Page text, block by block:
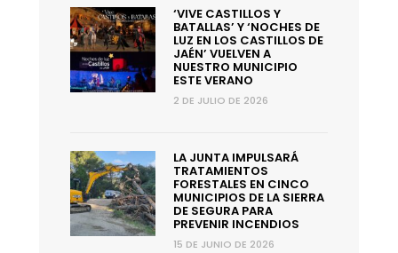
‘VIVE CASTILLOS Y
BATALLAS’ Y ‘NOCHES DE
LUZ EN LOS CASTILLOS DE
JAÉN’ VUELVEN A
NUESTRO MUNICIPIO
ESTE VERANO
2 DE JULIO DE 2026
LA JUNTA IMPULSARÁ
TRATAMIENTOS
FORESTALES EN CINCO
MUNICIPIOS DE LA SIERRA
DE SEGURA PARA
PREVENIR INCENDIOS
15 DE JUNIO DE 2026